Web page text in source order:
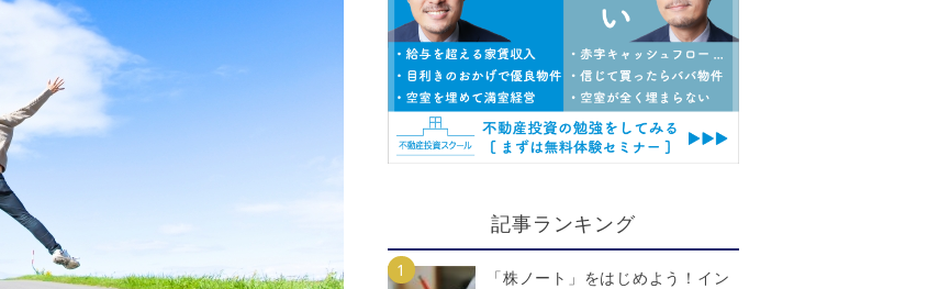
記事ランキング
「株ノート」をはじめよう！イン